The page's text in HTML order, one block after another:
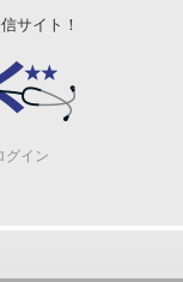
サイト！
グイン